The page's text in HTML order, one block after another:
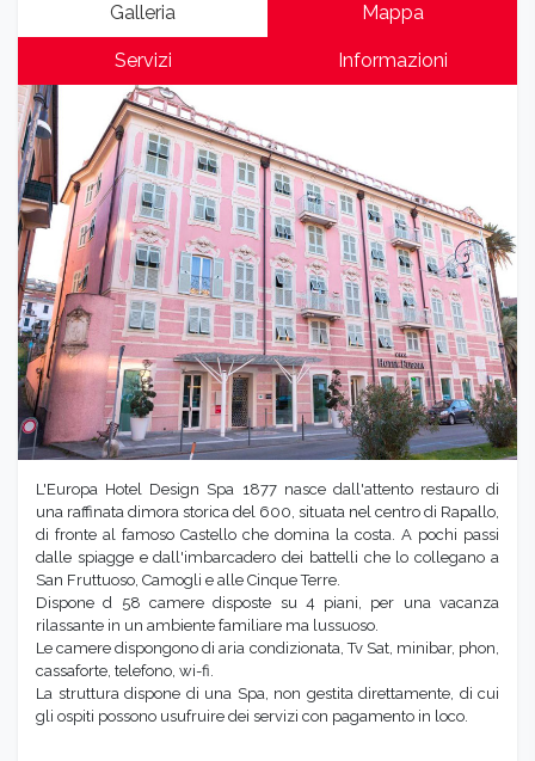
Galleria Mappa
Servizi Informazioni
Previous Next
L'Europa Hotel Design Spa 1877 nasce dall'attento restauro di
una raffinata dimora storica del 600, situata nel centro di Rapallo,
di fronte al famoso Castello che domina la costa. A pochi passi
dalle spiagge e dall'imbarcadero dei battelli che lo collegano a
San Fruttuoso, Camogli e alle Cinque Terre.
Dispone d 58 camere disposte su 4 piani, per una vacanza
rilassante in un ambiente familiare ma lussuoso.
Le camere dispongono di aria condizionata, Tv Sat, minibar, phon,
cassaforte, telefono, wi-fi.
La struttura dispone di una Spa, non gestita direttamente, di cui
gli ospiti possono usufruire dei servizi con pagamento in loco.